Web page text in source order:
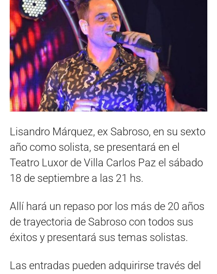
Lisandro Márquez, ex Sabroso, en su sexto
año como solista, se presentará en el
Teatro Luxor de Villa Carlos Paz el sábado
18 de septiembre a las 21 hs.
Allí hará un repaso por los más de 20 años
de trayectoria de Sabroso con todos sus
éxitos y presentará sus temas solistas.
Las entradas pueden adquirirse través del